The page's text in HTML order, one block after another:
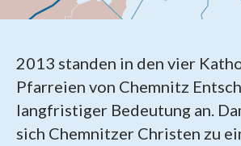
2013 standen in den vier
Pfarreien von Chemnitz
langfristiger Bedeutung an.
sich Chemnitzer Christen zu